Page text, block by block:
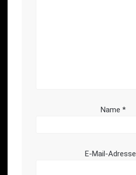
Name *
E-Mail-Adresse